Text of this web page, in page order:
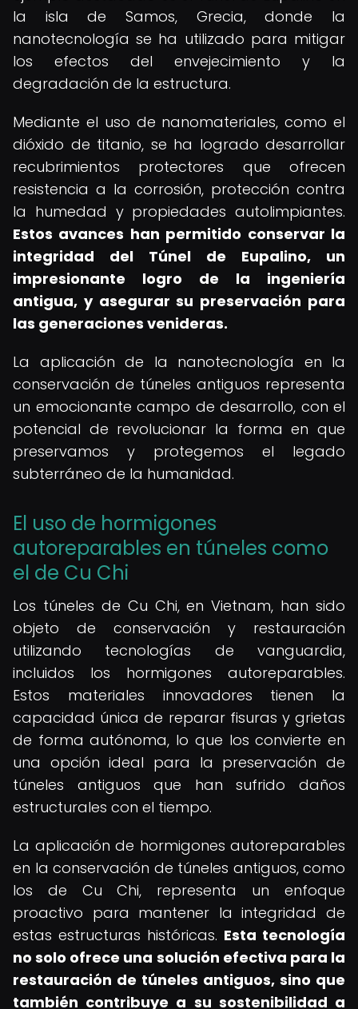
la isla de Samos, Grecia, donde la
nanotecnología se ha utilizado para mitigar
los efectos del envejecimiento y la
degradación de la estructura.
Mediante el uso de nanomateriales, como el
dióxido de titanio, se ha logrado desarrollar
recubrimientos protectores que ofrecen
resistencia a la corrosión, protección contra
la humedad y propiedades autolimpiantes.
Estos avances han permitido conservar la
integridad del Túnel de Eupalino, un
impresionante logro de la ingeniería
antigua, y asegurar su preservación para
las generaciones venideras.
La aplicación de la nanotecnología en la
conservación de túneles antiguos representa
un emocionante campo de desarrollo, con el
potencial de revolucionar la forma en que
preservamos y protegemos el legado
subterráneo de la humanidad.
El uso de hormigones
autoreparables en túneles como
el de Cu Chi
Los túneles de Cu Chi, en Vietnam, han sido
objeto de conservación y restauración
utilizando tecnologías de vanguardia,
incluidos los hormigones autoreparables.
Estos materiales innovadores tienen la
capacidad única de reparar fisuras y grietas
de forma autónoma, lo que los convierte en
una opción ideal para la preservación de
túneles antiguos que han sufrido daños
estructurales con el tiempo.
La aplicación de hormigones autoreparables
en la conservación de túneles antiguos, como
los de Cu Chi, representa un enfoque
proactivo para mantener la integridad de
estas estructuras históricas. Esta tecnología
no solo ofrece una solución efectiva para la
restauración de túneles antiguos, sino que
también contribuye a su sostenibilidad a